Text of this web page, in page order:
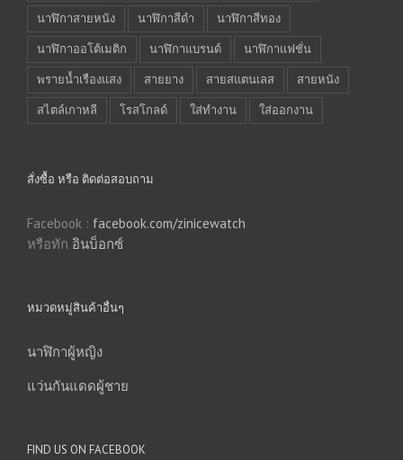
นาฬิกาสายหนัง
นาฬิกาสีดำ
นาฬิกาสีทอง
นาฬิกาออโต้เมติก
นาฬิกาแบรนด์
นาฬิกาแฟชั่น
พรายน้ำเรืองแสง
สายยาง สายสแตนเลส
สายหนัง
สไตล์เกาหลี
โรสโกลด์ ใส่ทำงาน ใส่ออกงาน
สั่งซื้อ หรือ ติดต่อสอบถาม
Facebook : facebook.com/zinicewatch
หรือทัก อินบ็อกซ์
หมวดหมู่สินค้าอื่นๆ
นาฬิกาผู้หญิง
แว่นกันแดดผู้ชาย
FIND US ON FACEBOOK